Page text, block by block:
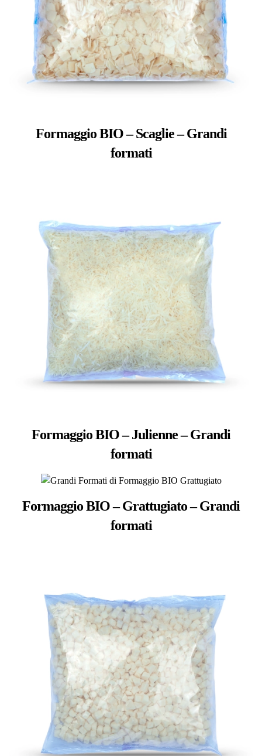
Formaggio BIO – Scaglie – Grandi
formati
Formaggio BIO – Julienne – Grandi
formati
Formaggio BIO – Grattugiato – Grandi
formati